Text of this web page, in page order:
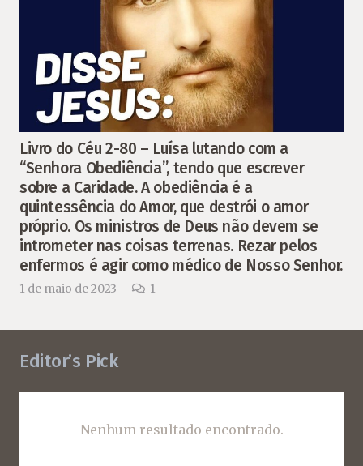
Livro do Céu 2-80 – Luísa lutando com a
“Senhora Obediência”, tendo que escrever
sobre a Caridade. A obediência é a
quintessência do Amor, que destrói o amor
próprio. Os ministros de Deus não devem se
intrometer nas coisas terrenas. Rezar pelos
enfermos é agir como médico de Nosso Senhor.
1 de maio de 2023 1
Editor’s Pick
Nenhum resultado encontrado.